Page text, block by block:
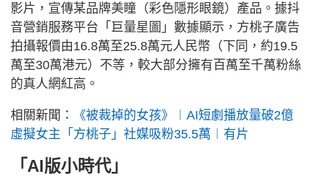
影片，宣傳某品牌美瞳（彩色隱形眼鏡）產品。據抖
音營銷服務平台「巨量星圖」數據顯示，方桃子廣告
拍攝報價由16.8萬至25.8萬元人民幣（下同，約19.5
萬至30萬港元）不等，較大部分擁有百萬至千萬粉絲
的真人網紅高。
相關新聞：
《被裁掉的女孩》︱AI短劇播放量破2億
虛擬女主「方桃子」社媒吸粉35.5萬︱有片
「AI版小時代」